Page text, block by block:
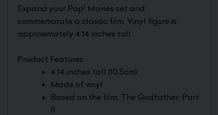
Expand your Pop! Movies set and
commemorate a classic film. Vinyl figure is
approximately 4.14 inches tall.
Product Features
4.14 inches tall (10.5cm)
Made of vinyl
Based on the film, The Godfather: Part
II